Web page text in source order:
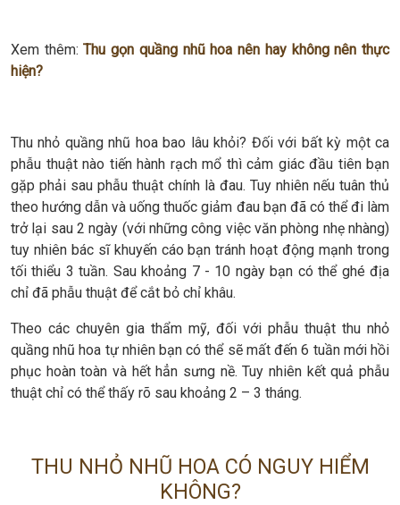
Xem thêm:Thu gọn quầng nhũ hoa nên hay không nên thực
hiện?
Thu nhỏ quầng nhũ hoa bao lâu khỏi? Đối với bất kỳ một ca
phẫu thuật nào tiến hành rạch mổ thì cảm giác đầu tiên bạn
gặp phải sau phẫu thuật chính là đau. Tuy nhiên nếu tuân thủ
theo hướng dẫn và uống thuốc giảm đau bạn đã có thể đi làm
trở lại sau 2 ngày (với những công việc văn phòng nhẹ nhàng)
tuy nhiên bác sĩ khuyến cáo bạn tránh hoạt động mạnh trong
tối thiểu 3 tuần. Sau khoảng 7 - 10 ngày bạn có thể ghé địa
chỉ đã phẫu thuật để cắt bỏ chỉ khâu.
Theo các chuyên gia thẩm mỹ, đối với phẫu thuật thu nhỏ
quầng nhũ hoa tự nhiên bạn có thể sẽ mất đến 6 tuần mới hồi
phục hoàn toàn và hết hẳn sưng nề. Tuy nhiên kết quả phẫu
thuật chỉ có thể thấy rõ sau khoảng 2 – 3 tháng.
THU NHỎ NHŨ HOA CÓ NGUY HIỂM
KHÔNG?